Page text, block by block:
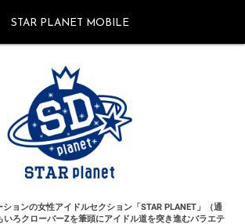
STAR PLANET MOBILE
ョンの女性アイドルセクション「STAR PLANET」（通
いろクローバーZを筆頭にアイドル道を突き進むバラエテ